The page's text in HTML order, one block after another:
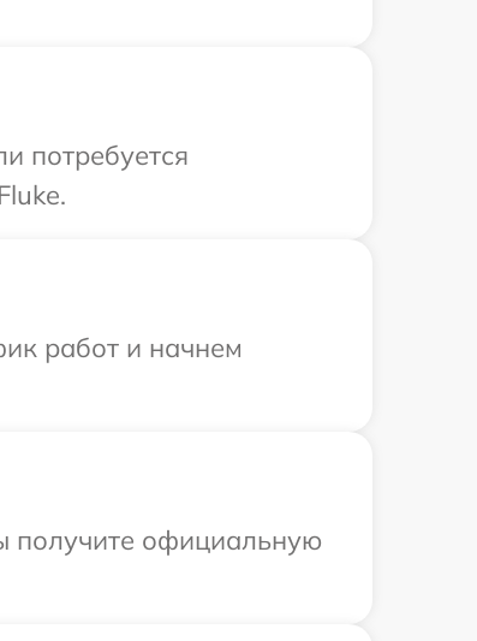
потребуется
работ и начнем
получите официальную